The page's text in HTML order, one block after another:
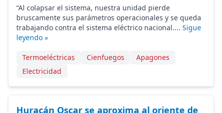
“Al colapsar el sistema, nuestra unidad pierde
bruscamente sus parámetros operacionales y se queda
trabajando contra el sistema eléctrico nacional.... Sigue
leyendo »
Termoeléctricas Cienfuegos
Apagones
Electricidad
Huracán Oscar se aproxima al oriente de